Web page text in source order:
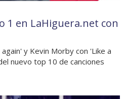
1 en LaHiguera.net con
y Kevin Morby con 'Like a
nuevo top 10 de canciones